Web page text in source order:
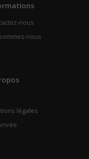
nous
nous
légales